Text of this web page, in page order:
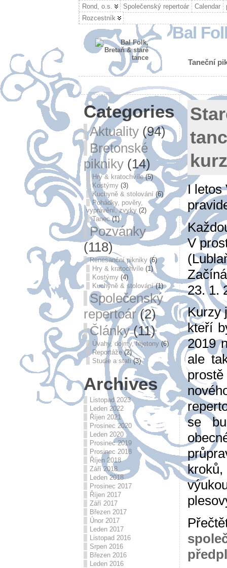
Rond, o.s. Společenský repertoár Calendar
Rozcestník
Bal
Taneční
Categories
Aktuality(94)
Bretonské
pikniky(14)
Hry & kratochvíle(5)
Kostýmy(3)
Kuchyně & stolování(6)
Pohádky, pověry,
vyprávění, zvyky(2)
Tanec(1)
Pozvánky
(118)
Renesanční pikniky(6)
Hry & kratochvíle(1)
Kostýmy(4)
Kuchyně & stolování(1)
Společenský
repertoár(2)
Články(11)
Úvahy, dojmy, fejetony (6)
Reportáže(2)
Studie a stati(3)
Archives
Listopad 2023
Leden 2022
Říjen 2021
Prosinec 2020
Leden 2020
Prosinec 2019
Prosinec 2018
Říjen 2018
Září 2018
Leden 2018
Prosinec 2017
Říjen 2017
Září 2017
Březen 2017
Únor 2017
Leden 2017
Listopad 2016
Srpen 2016
Březen 2016
Leden 2016
I letos
V
23. 1.
Kurzy
kteří
2019
ale
se